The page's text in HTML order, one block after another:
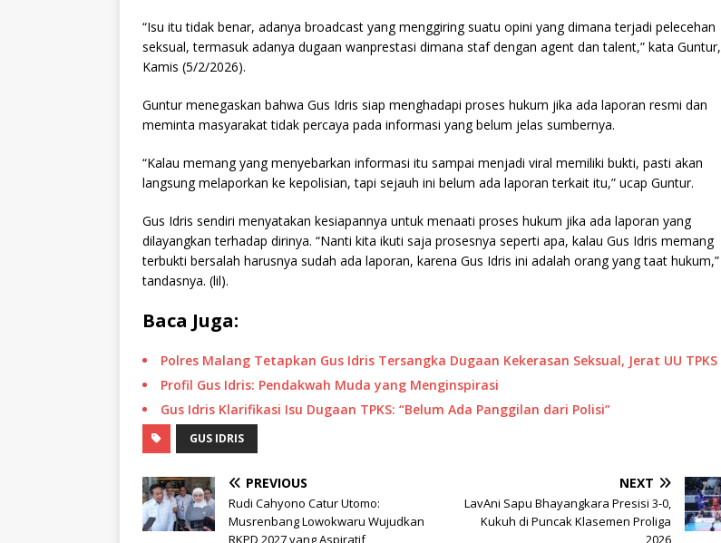
“Isu itu tidak benar, adanya broadcast yang menggiring suatu opini yang dimana terjadi pelecehan
seksual, termasuk adanya dugaan wanprestasi dimana staf dengan agent dan talent,” kata Guntur,
Kamis (5/2/2026).
Guntur menegaskan bahwa Gus Idris siap menghadapi proses hukum jika ada laporan resmi dan
meminta masyarakat tidak percaya pada informasi yang belum jelas sumbernya.
“Kalau memang yang menyebarkan informasi itu sampai menjadi viral memiliki bukti, pasti akan
langsung melaporkan ke kepolisian, tapi sejauh ini belum ada laporan terkait itu,” ucap Guntur.
Gus Idris sendiri menyatakan kesiapannya untuk menaati proses hukum jika ada laporan yang
dilayangkan terhadap dirinya. “Nanti kita ikuti saja prosesnya seperti apa, kalau Gus Idris memang
terbukti bersalah harusnya sudah ada laporan, karena Gus Idris ini adalah orang yang taat hukum,”
tandasnya. (lil).
Baca Juga:
Polres Malang Tetapkan Gus Idris Tersangka Dugaan Kekerasan Seksual, Jerat UU TPKS
Profil Gus Idris: Pendakwah Muda yang Menginspirasi
Gus Idris Klarifikasi Isu Dugaan TPKS: “Belum Ada Panggilan dari Polisi”
GUS IDRIS
PREVIOUS
Rudi Cahyono Catur Utomo:
Musrenbang Lowokwaru Wujudkan
RKPD 2027 yang Aspiratif
NEXT
LavAni Sapu Bhayangkara Presisi 3-0,
Kukuh di Puncak Klasemen Proliga
2026